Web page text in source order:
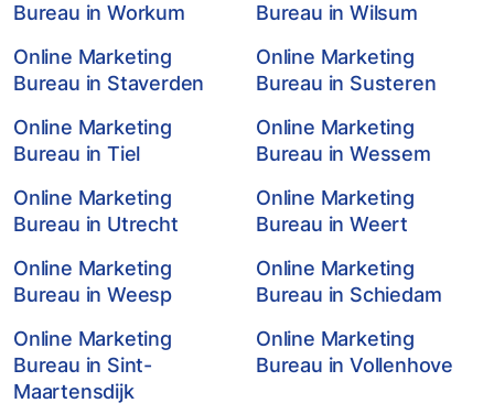
Bureau in Workum
Bureau in Wilsum
Online Marketing
Bureau in Staverden
Online Marketing
Bureau in Susteren
Online Marketing
Bureau in Tiel
Online Marketing
Bureau in Wessem
Online Marketing
Bureau in Utrecht
Online Marketing
Bureau in Weert
Online Marketing
Bureau in Weesp
Online Marketing
Bureau in Schiedam
Online Marketing
Bureau in Sint-
Maartensdijk
Online Marketing
Bureau in Vollenhove